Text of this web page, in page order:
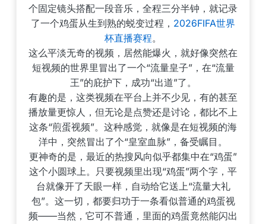
个固定镜头搭配一段音乐，全程三分半钟，就记录
了一个鸡蛋从生到熟的蜕变过程， 2026FIFA世界
杯直播赛程。
这么平淡无奇的视频，居然能爆火，就好像突然在
短视频的世界里冒出了一个“流量皇子”，在“流量
王”的庇护下，成功“出道”了。
有趣的是，这类视频在平台上并不少见，有的甚至
播放量更惊人，但无论是点赞还是讨论，都比不上
这条“煎蛋视频”。这种感觉，就像是在短视频的海
洋中，突然冒出了个“皇室血脉”，备受瞩目。
更神奇的是，最近的热搜风向似乎都集中在“鸡蛋”
这个小圆球上。只要视频里出现“鸡蛋”两个字，平
台就像开了天眼一样，自动给它送上“流量大礼
包”。这一切，都要归功于一条看似普通的鸡蛋视
频——当然，它可不普通，里面的鸡蛋竟然能闪出